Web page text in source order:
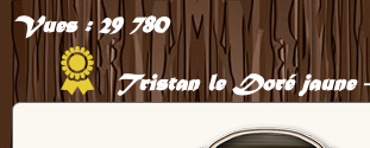
Vues :29 780
Tristan le Doré jaune